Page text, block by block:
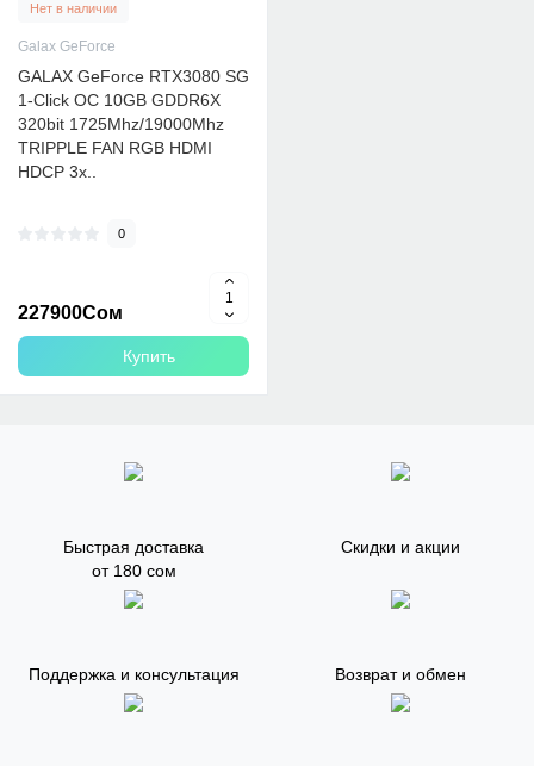
FAN RGB HDMI HDCP
3xDisplayPort (NON-LHR)
Нет в наличии
Galax GeForce
GALAX GeForce RTX3080 SG
1-Click OC 10GB GDDR6X
320bit 1725Mhz/19000Mhz
TRIPPLE FAN RGB HDMI
HDCP 3x..
0
227900Сом
Купить
Быстрая доставка
от 180 сом
Скидки и акции
Поддержка и консультация Возврат и обмен